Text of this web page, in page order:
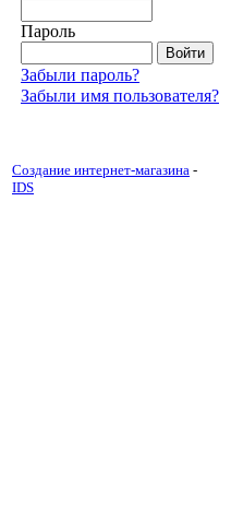
Пароль
Забыли пароль?
Забыли имя пользователя?
Создание интернет-магазина -
IDS